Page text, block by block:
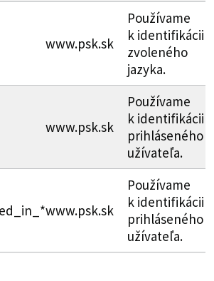
www.psk.sk
Používame
k identifikácii
zvoleného
jazyka.
www.psk.sk
Používame
k identifikácii
prihláseného
užívateľa.
www.psk.sk
Používame
k identifikácii
prihláseného
užívateľa.